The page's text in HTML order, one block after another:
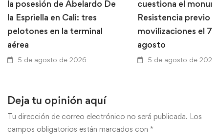
la posesión de Abelardo De
la Espriella en Cali: tres
pelotones en la terminal
aérea
5 de agosto de 2026
cuestiona el
Resistencia previo a
movilizaciones el 7
agosto
5 de agosto de 2026
Deja tu opinión aquí
Tu dirección de correo electrónico no será publicada. Los
campos obligatorios están marcados con *